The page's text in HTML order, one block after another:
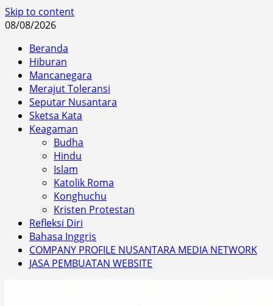
Skip to content
08/08/2026
Beranda
Hiburan
Mancanegara
Merajut Toleransi
Seputar Nusantara
Sketsa Kata
Keagaman
Budha
Hindu
Islam
Katolik Roma
Konghuchu
Kristen Protestan
Refleksi Diri
Bahasa Inggris
COMPANY PROFILE NUSANTARA MEDIA NETWORK
JASA PEMBUATAN WEBSITE